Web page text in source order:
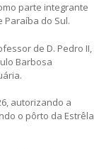
parte integrante
Paraíba do Sul.
de D. Pedro II,
Barbosa
autorizando a
o pôrto da Estrêla